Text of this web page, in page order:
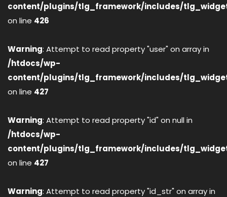
content/plugins/tlg_framework/includes/
on line 426
Warning: Attempt to read property "user" on array in
/htdocs/wp-
content/plugins/tlg_framework/includes/
on line 427
Warning: Attempt to read property "id" on null in
/htdocs/wp-
content/plugins/tlg_framework/includes/
on line 427
Warning: Attempt to read property "id_str" on array in